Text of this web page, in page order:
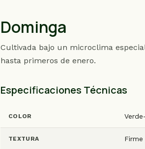
Dominga
Cultivada bajo un microclima
hasta primeros de enero.
Especificaciones Técnicas
COLOR
TEXTURA Firme